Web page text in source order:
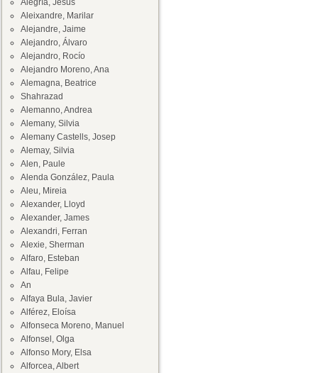
Alegría, Jesús
Aleixandre, Marilar
Alejandre, Jaime
Alejandro, Álvaro
Alejandro, Rocío
Alejandro Moreno, Ana
Alemagna, Beatrice
Shahrazad
Alemanno, Andrea
Alemany, Silvia
Alemany Castells, Josep
Alemay, Silvia
Alen, Paule
Alenda González, Paula
Aleu, Mireia
Alexander, Lloyd
Alexander, James
Alexandri, Ferran
Alexie, Sherman
Alfaro, Esteban
Alfau, Felipe
An
Alfaya Bula, Javier
Alférez, Eloísa
Alfonseca Moreno, Manuel
Alfonsel, Olga
Alfonso Mory, Elsa
Alforcea, Albert